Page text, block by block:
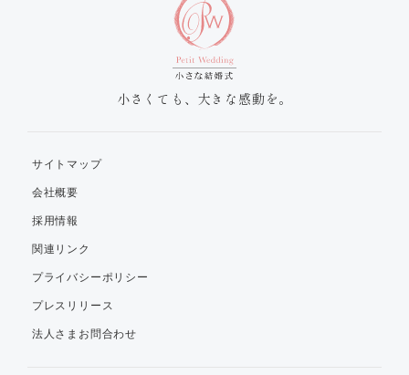
小さくても、大きな感動を。
サイトマップ
会社概要
採用情報
関連リンク
プライバシーポリシー
プレスリリース
法人さまお問合わせ